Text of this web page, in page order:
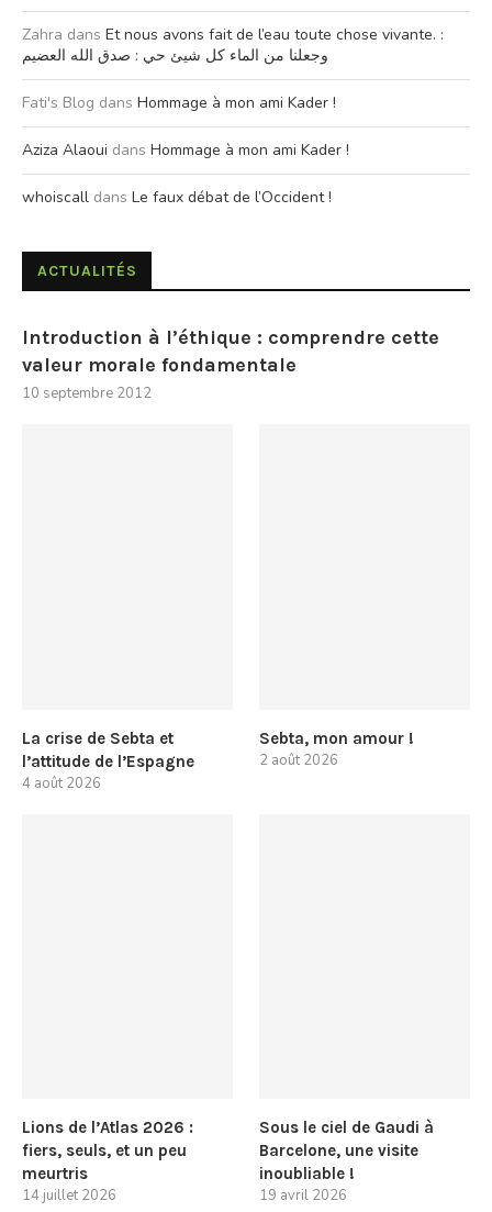
Zahra dans Et nous avons fait de l’eau toute chose vivante. :
وجعلنا من الماء كل شيئ حي : صدق الله العضيم
Fati's Blog dans Hommage à mon ami Kader !
Aziza Alaoui dans Hommage à mon ami Kader !
whoiscall dans Le faux débat de l’Occident !
ACTUALITÉS
Introduction à l’éthique : comprendre cette
valeur morale fondamentale
10 septembre 2012
La crise de Sebta et
l’attitude de l’Espagne
4 août 2026
Sebta, mon amour !
2 août 2026
Lions de l’Atlas 2026 :
fiers, seuls, et un peu
meurtris
14 juillet 2026
Sous le ciel de Gaudi à
Barcelone, une visite
inoubliable !
19 avril 2026